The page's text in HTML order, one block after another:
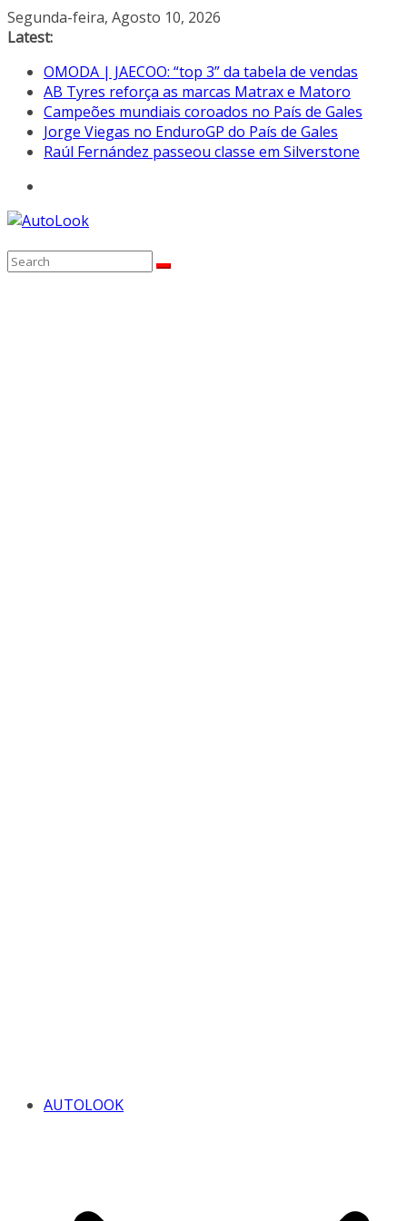
Skip
to
Segunda-feira, Agosto 10, 2026
Latest:
OMODA | JAECOO: “top 3” da tabela de vendas
AB Tyres reforça as marcas Matrax e Matoro
Campeões mundiais coroados no País de Gales
Jorge Viegas no EnduroGP do País de Gales
Raúl Fernández passeou classe em Silverstone
AUTOLOOK